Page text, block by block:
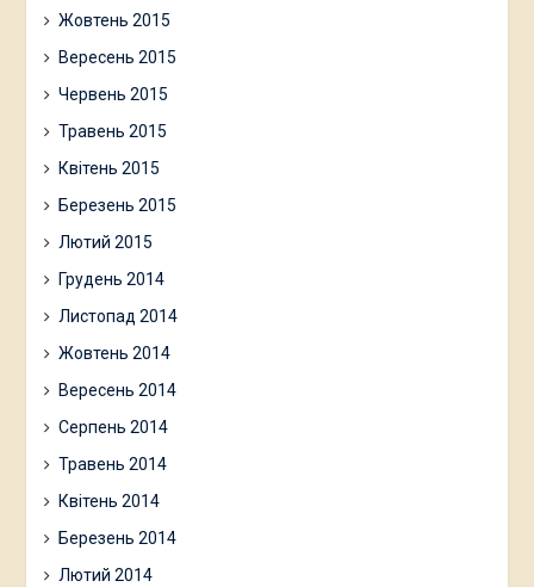
Жовтень 2015
Вересень 2015
Червень 2015
Травень 2015
Квітень 2015
Березень 2015
Лютий 2015
Грудень 2014
Листопад 2014
Жовтень 2014
Вересень 2014
Серпень 2014
Травень 2014
Квітень 2014
Березень 2014
Лютий 2014